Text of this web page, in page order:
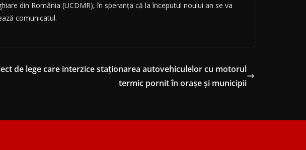
din România (UCDMR), în speranţa că la începutul noului an se va
comunicatul.
de lege care interzice staționarea autovehiculelor cu motorul
termic pornit în orașe și municipii